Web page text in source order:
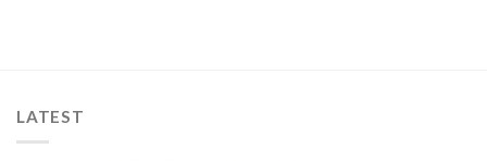
LATEST